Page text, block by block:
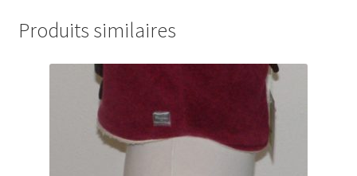
Produits similaires